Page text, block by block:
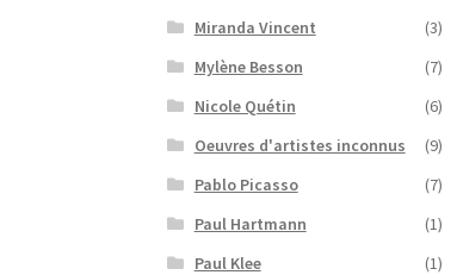
Miranda Vincent
(3)
Mylène Besson
(7)
Nicole Quétin
(6)
Oeuvres d'artistes inconnus
(9)
Pablo Picasso
(7)
Paul Hartmann
(1)
Paul Klee
(1)